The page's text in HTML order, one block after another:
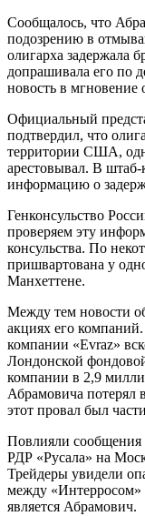
Сообщалось, что
подозрению в
олигарха задержала
допрашивала его по
новость в мгновение
Официальный
подтвердил, что
территории США,
арестовывал. В
информацию о
Генконсульство
проверяем эту
консульства. По
пришвартована у
Манхеттене.
Между тем новости
акциях его
компании «Evraz»
Лондонской
компании в 2,9
Абрамовича потерял
этот провал был
Повлияли сообщения
РДР «Русала» на
Трейдеры увидели
между «Интерросом»
является Абрамович.